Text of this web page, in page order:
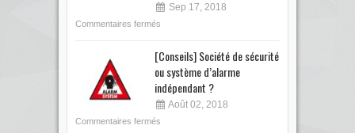
Sep 17, 2018
Commentaires fermés
[Conseils] Société de sécurité
ou système d’alarme
indépendant ?
Août 02, 2018
Commentaires fermés